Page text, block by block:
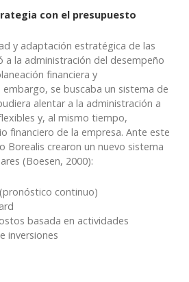
con el presupuesto
y adaptación estratégica de las
a la administración del desempeño
financiera y
embargo, se buscaba un sistema de
alentar a la administración a
y, al mismo tiempo,
financiero de la empresa. Ante este
Borealis crearon un nuevo sistema
(Boesen, 2000):
continuo)
basada en actividades
inversiones